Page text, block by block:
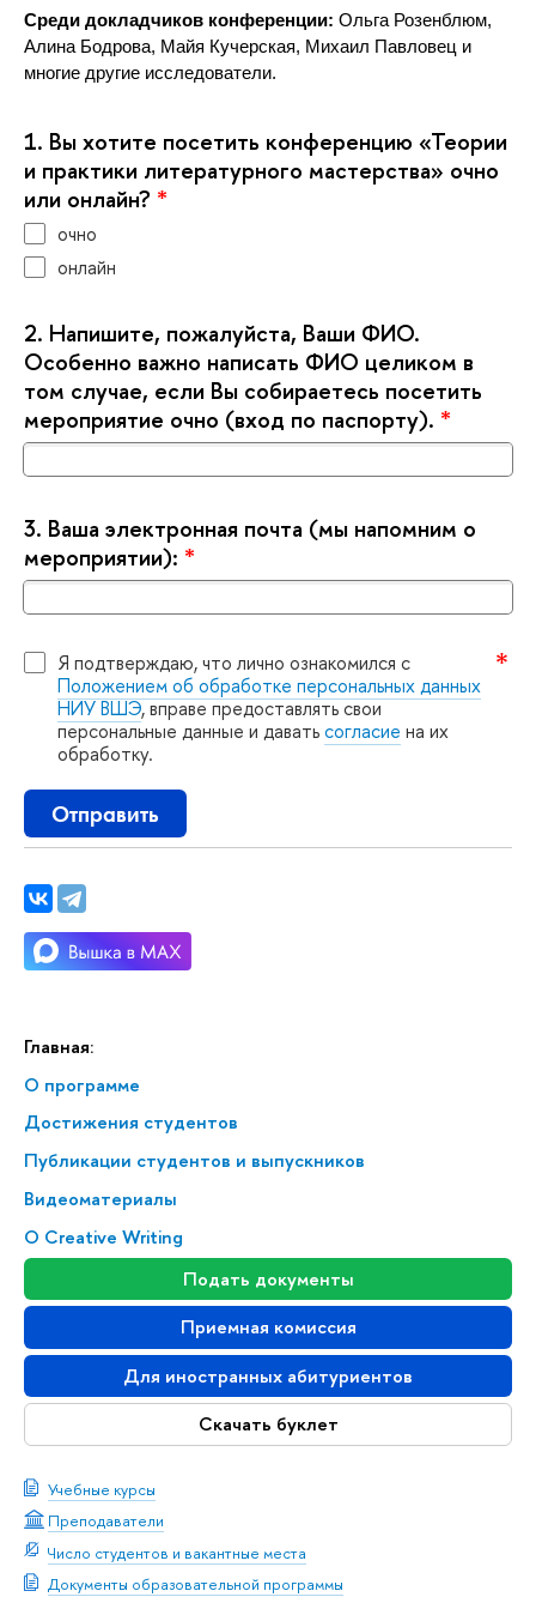
Главная:
О программе
Достижения студенто
Публикации студентов и выпускнико
идеоматериалы
О Creative Writing
Подать документы
Приемная комиссия
Для иностранных абитуриенто
Скачать буклет
Учебные курсы
Преподаватели
Число студентов и вакантные места
Документы образовательной программы
Среди докладчиков конференции: Ольга Розенблюм,
Алина Бодрова, Майя Кучерская, Михаил Павловец и
многие другие исследователи.
1. ы хотите посетить конференцию «Теории
и практики литературного мастерства» очно
или онлайн? *
очно
онлайн
2. Напишите, пожалуйста, Ваши ФИО.
Особенно важно написать ФИО целиком
том случае, если Вы собираетесь посетить
мероприятие очно (вход по паспорту). *
3. аша электронная почта (мы напомним о
мероприятии): *
Я подтверждаю, что лично ознакомился с
Положением об обработке персональных данных
НИУ ВШЭ, вправе предоставлять свои
персональные данные и даватьсогласие на их
обработку.
Отправить